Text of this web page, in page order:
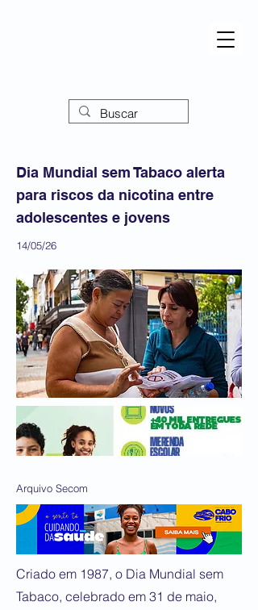
Dia Mundial sem Tabaco alerta
para riscos da nicotina entre
adolescentes e jovens
14/05/26
Arquivo Secom
Criado em 1987, o Dia Mundial sem
Tabaco, celebrado em 31 de maio,